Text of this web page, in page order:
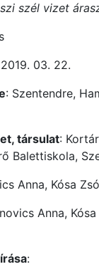
szél vizet
03. 22.
: Szentendre,
társulat:
Balettiskola,
Anna, Kósa
Anna,
: